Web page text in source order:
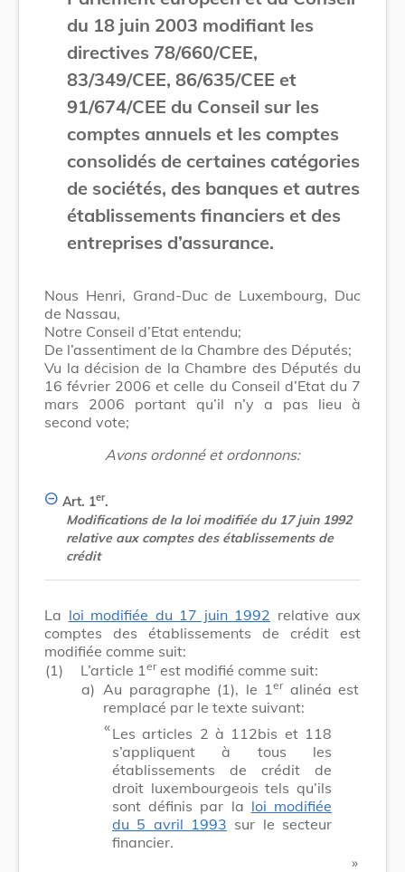
du 18 juin 2003 modifiant les
directives 78/660/CEE,
83/349/CEE, 86/635/CEE et
91/674/CEE du Conseil sur les
comptes annuels et les comptes
consolidés de certaines catégories
de sociétés, des banques et autres
établissements financiers et des
entreprises d’assurance.
Nous Henri, Grand-Duc de Luxembourg, Duc
de Nassau,
Notre Conseil d’Etat entendu;
De l’assentiment de la Chambre des Députés;
Vu la décision de la Chambre des Députés du
16 février 2006 et celle du Conseil d’Etat du 7
mars 2006 portant qu’il n’y a pas lieu à
second vote;
Avons ordonné et ordonnons:
Art. 1er.
Modifications de la loi modifiée du 17 juin 1992
relative aux comptes des établissements de
crédit
La loi modifiée du 17 juin 1992 relative aux
comptes des établissements de crédit est
modifiée comme suit:
(1)
L’article 1 erest modifié comme suit:
a) Au paragraphe (1), le 1 eralinéa est
remplacé par le texte suivant:
​ «Les articles 2 à 112bis et 118
s’appliquent à tous les
établissements de crédit de
droit luxembourgeois tels qu’ils
sont définis par la loi modifiée
du 5 avril 1993 sur le secteur
financier.
​ »